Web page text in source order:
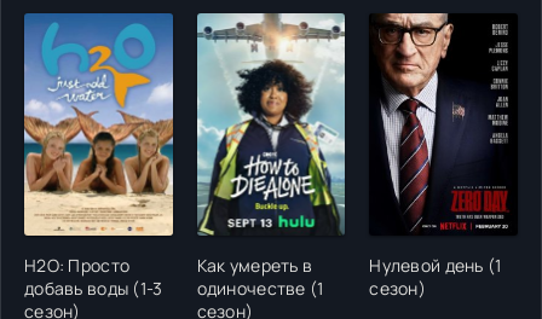
H2O: Просто
добавь воды (1-3
сезон)
Как умереть в
одиночестве (1
сезон)
Нулевой день (1
сезон)